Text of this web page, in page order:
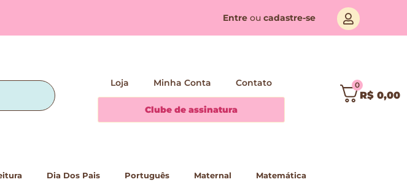
Entreou cadastre-se
Loja Minha Conta Contato
Clube de assinatura
0
R$ 0,00
Dia Dos Pais Português Maternal Matemática